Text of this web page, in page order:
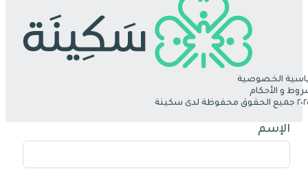
الخصوصية
و الأحكام
الإسم